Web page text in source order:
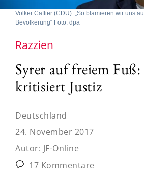
Volker Caffier (CDU): „So blamieren wir uns
Bevölkerung“ Foto: dpa
Razzien
Syrer auf freiem
kritisiert Justiz
Deutschland
24. November 2017
Autor: JF-Online
17 Kommentare